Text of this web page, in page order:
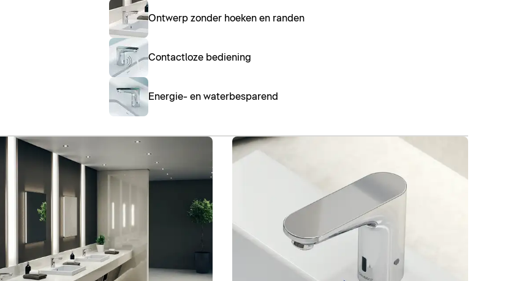
Ontwerp zonder hoeken en randen
Contactloze bediening
Energie- en waterbesparend